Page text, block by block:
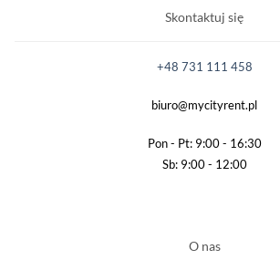
O nas
Skontaktuj się
+48 731 111 458
biuro@mycityrent.pl
Pon - Pt: 9:00 - 16:30
Sb: 9:00 - 12:00